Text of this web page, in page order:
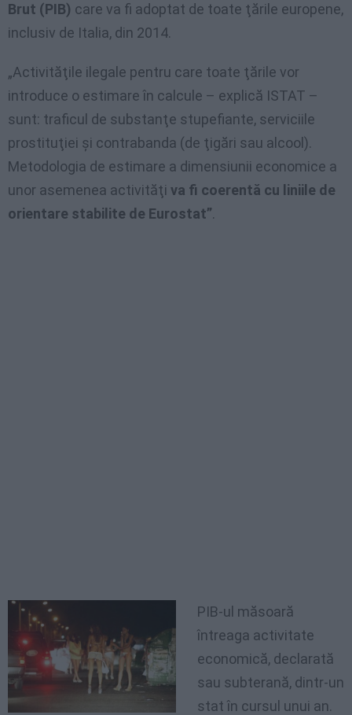
Brut (PIB) care va fi adoptat de toate ţările europene,
inclusiv de Italia, din 2014.
„Activităţile ilegale pentru care toate ţările vor
introduce o estimare în calcule – explică ISTAT –
sunt: traficul de substanţe stupefiante, serviciile
prostituţiei şi contrabanda (de ţigări sau alcool).
Metodologia de estimare a dimensiunii economice a
unor asemenea activităţi va fi coerentă cu liniile de
orientare stabilite de Eurostat”.
PIB-ul măsoară
întreaga activitate
economică, declarată
sau subterană, dintr-un
stat în cursul unui an.